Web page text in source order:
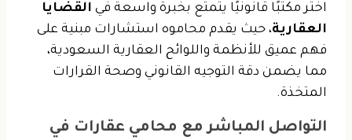
اختر مكتبًا قانونيًا يتمتع بخبرة واسعة في القضايا
العقارية، حيث يقدم محاموه استشارات مبنية على
فهم عميق للأنظمة واللوائح العقارية السعودية،
مما يضمن دقة التوجيه القانوني وصحة القرارات
المتخذة.
التواصل المباشر مع محامي عقارات في